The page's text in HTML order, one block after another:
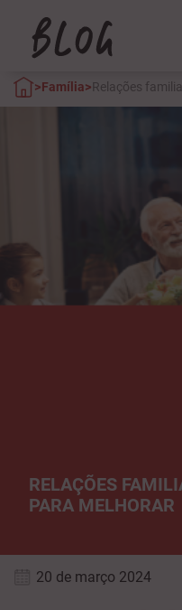
>Família>Relações
RELAÇÕES
PARA MELHORAR
20 de março 2024